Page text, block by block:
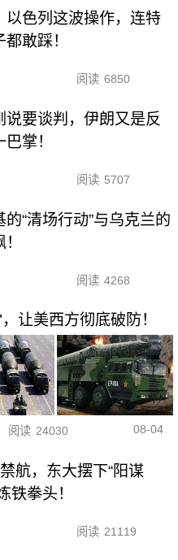
以色列这波操作，连特
敢踩！
阅读 6850
说要谈判，伊朗又是反
掌！
阅读 5707
的“清场行动”与乌克兰的
阅读 4268
让美西方彻底破防！
阅读 24030 08-04
航，东大摆下“阳谋
铁拳头！
阅读 21119